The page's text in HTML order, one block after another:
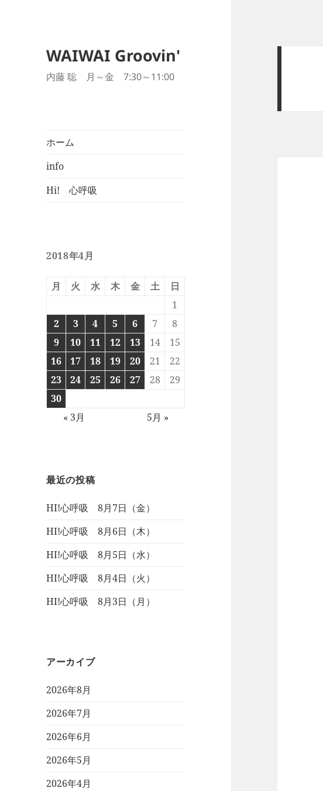
WAIWAI Groovin'
内藤 聡 月～金 7:30～11:00
ホーム
info
Hi! 心呼吸
2018年4月
月 火 水 木 金 土
日
1
2
3 4 5 6 7
8
9
10 11 12 13 14
15
16
17 18 19 20 21
22
23
24 25 26 27 28
29
30
« 3月
5月 »
最近の投稿
HI!心呼吸 8月7日（金）
HI!心呼吸 8月6日（木）
HI!心呼吸 8月5日（水）
HI!心呼吸 8月4日（火）
HI!心呼吸 8月3日（月）
アーカイブ
2026年8月
2026年7月
2026年6月
2026年5月
2026年4月